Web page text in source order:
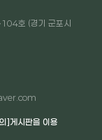
호 (경기 군포시
게시판을 이용